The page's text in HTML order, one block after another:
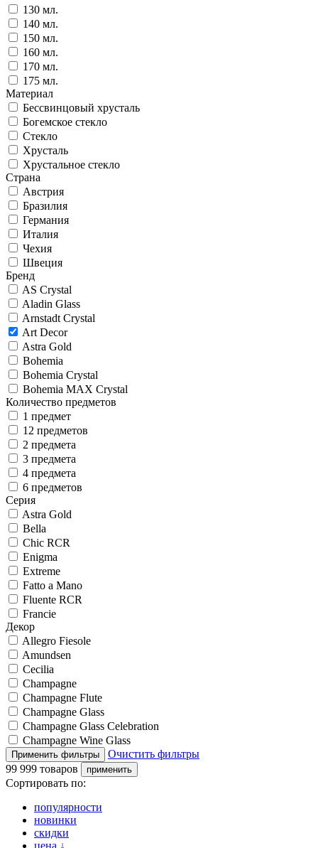
130 мл.
140 мл.
150 мл.
160 мл.
170 мл.
175 мл.
Материал
Бессвинцовый хрусталь
Богемское стекло
Стекло
Хрусталь
Хрустальное стекло
Страна
Австрия
Бразилия
Германия
Италия
Чехия
Швеция
Бренд
AS Crystal
Aladin Glass
Arnstadt Crystal
Art Decor
Astra Gold
Bohemia
Bohemia Crystal
Bohemia MAX Crystal
Количество предметов
1 предмет
12 предметов
2 предмета
3 предмета
4 предмета
6 предметов
Серия
Astra Gold
Bella
Chic RCR
Enigma
Extreme
Fatto a Mano
Fluente RCR
Francie
Декор
Allegro Fiesole
Amundsen
Cecilia
Champagne
Champagne Flute
Champagne Glass
Champagne Glass Celebration
Champagne Wine Glass
Очистить фильтры
99 999 товаров
Сортировать по:
популярности
новинки
скидки